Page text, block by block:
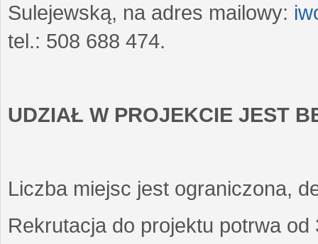
Sulejewską, na adres mailowy:
tel.: 508 688 474.
UDZIAŁ W PROJEKCIE JEST
Liczba miejsc jest ograniczona,
Rekrutacja do projektu potrwa